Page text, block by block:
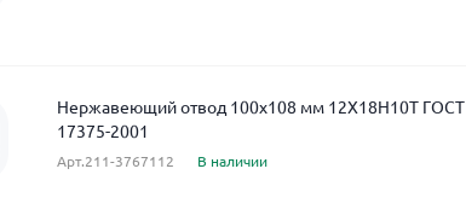
Нержавеющий отвод 100x108 мм 12Х18Н10Т ГОСТ
17375-2001
Арт.211-3767112 В наличии